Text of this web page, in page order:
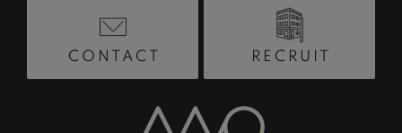
CONTACT RECRUIT